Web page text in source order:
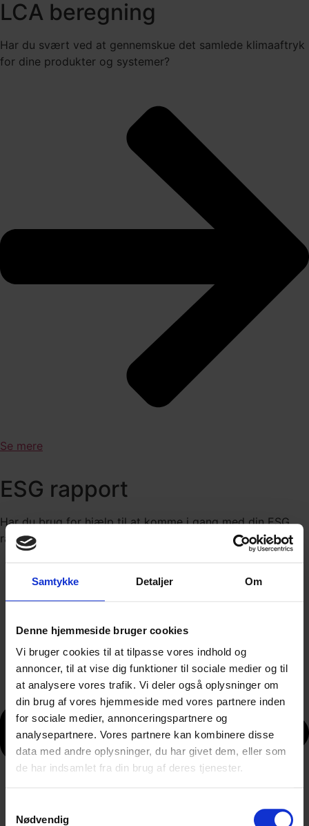
Samtykke Detaljer Om
Denne hjemmeside bruger cookies
Vi bruger cookies til at tilpasse vores indhold og
annoncer, til at vise dig funktioner til sociale medier og til
at analysere vores trafik. Vi deler også oplysninger om
din brug af vores hjemmeside med vores partnere inden
for sociale medier, annonceringspartnere og
analysepartnere. Vores partnere kan kombinere disse
data med andre oplysninger, du har givet dem, eller som
de har indsamlet fra din brug af deres tjenester.
Nødvendig
LCA beregning
Har du svært ved at gennemskue det samlede klimaaftryk
for dine produkter og systemer?
Se mere
ESG rapport
Har du brug for hjælp til at komme i gang med din ESG
rapportering, eller skal vi bare give dig et løft?